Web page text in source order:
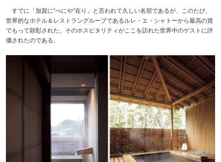
すでに「加賀に“べにや”在り」と言われて久しい名宿であるが、このたび、
世界的なホテル＆レストラングループであるルレ・エ・シャトーから最高の賞
でもって顕彰された。そのホスピタリティがここを訪れた世界中のゲストに評
価されたのである。